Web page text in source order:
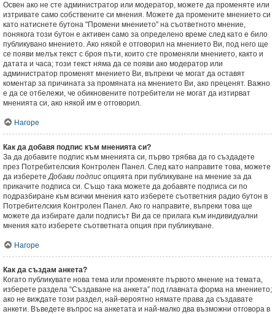
Освен ако не сте администратор или модератор, можете да променяте или
изтривате само собствените си мнения. Можете да промените мнението си
като натиснете бутона "Промени мнението" на съответното мнение,
понякога този бутон е активен само за определено време след като е било
публикувано мнението. Ако някой е отговорил на мнението Ви, под него ще
се появи мелък текст с броя пъти, които сте променяли мнението, както и
датата и часа; този текст няма да се появи ако модератор или
администратор променят мнението Ви, въпреки че могат да оставят
коментар за причината за промяната на мнението Ви, ако преценят. Важно
е да се отбележи, че обикновените потребители не могат да изтирват
мненията си, ако някой им е отговорил.
Нагоре
Как да добавя подпис към мненията си?
За да добавите подпис към мненията си, първо трябва да го създадете
през Потребителския Контролен Панел. След като направите това, можете
да изберетеДобави подпис опцията при публикуване на мнение за да
прикачите подписа си. Също така можете да добавяте подписа си по
подразбиране към всички мнения като изберете съответния радио бутон в
Потребителския Контролен Панел. Ако го направите, въпреки това ще
можете да избирате дали подписът Ви да се прилага към индивидуални
мнения като изберете съответната опция при публикуване.
Нагоре
Как да създам анкета?
Когато публикувате нова тема или променяте първото мнение на темата,
изберете раздела “Създаване на анкета” под главната форма на мнението;
ако не виждате този раздел, най-вероятно нямате права да създавате
анкети. Въведете въпрос на анкетата и най-малко два възможни отговора в